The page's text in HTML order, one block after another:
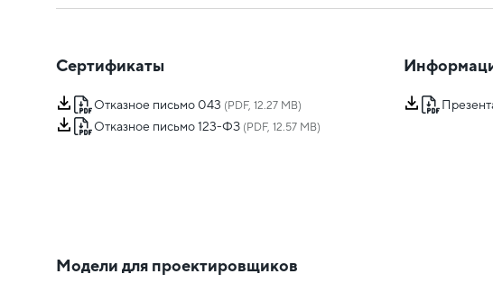
Сертификаты
Отказное письмо 043 (PDF, 12.27 MB)
Отказное письмо 123-ФЗ (PDF, 12.57 MB)
Модели для проектировщиков